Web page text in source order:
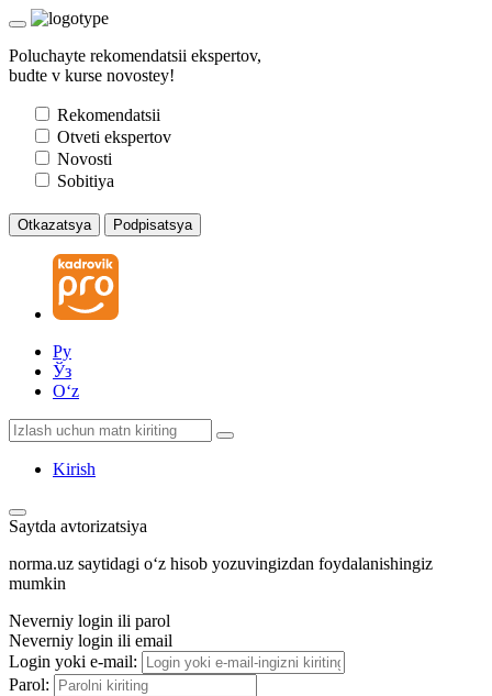
Poluchayte rekomendatsii ekspertov,
budte v kurse novostey!
Rekomendatsii
Otveti ekspertov
Novosti
Sobitiya
Otkazatsya Podpisatsya
Ру
Ўз
Oʻz
Kirish
Saytda avtorizatsiya
norma.uz saytidagi oʻz hisob yozuvingizdan foydalanishingiz
mumkin
Neverniy login ili parol
Neverniy login ili email
Login yoki e-mail:
Parol: